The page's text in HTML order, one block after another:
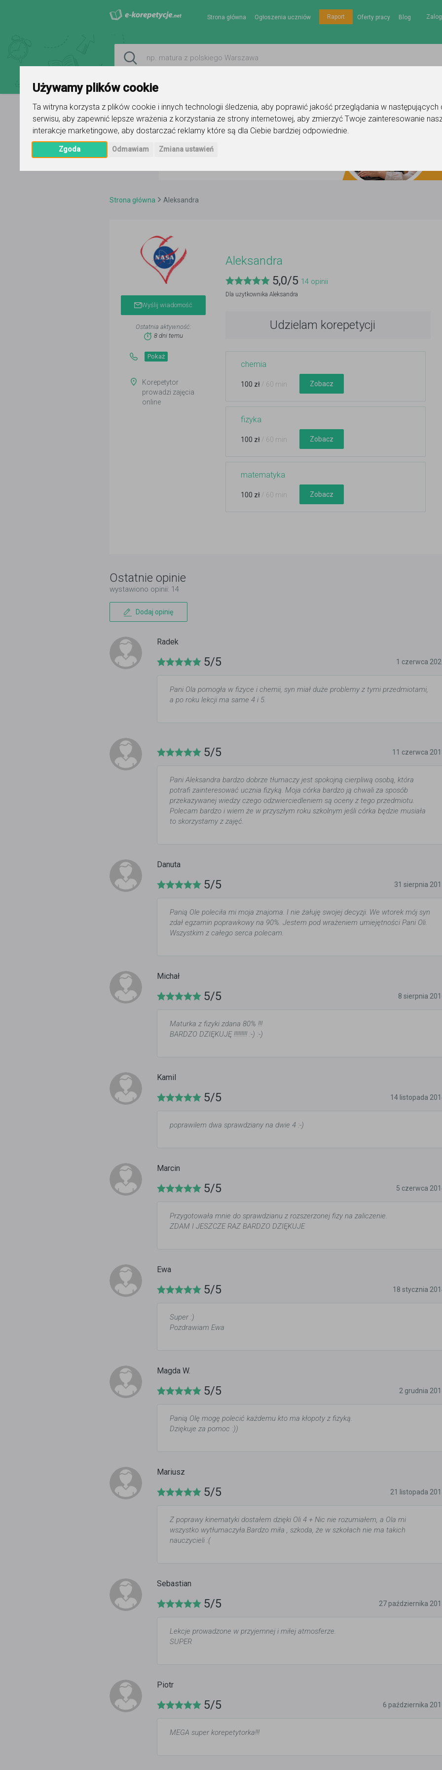
Używamy plików cookie
Ta witryna korzysta z plików cookie i innych technologii śledzenia, aby poprawić jakość przeglądania w
serwisu, aby zapewnić lepsze wrażenia z korzystania ze strony internetowej, aby zmierzyć Twoje zainteresowanie
interakcje marketingowe, aby dostarczać reklamy które są dla Ciebie bardziej odpowiednie.
Zgoda Odmawiam Zmiana ustawień
Strona główna Ogłoszenia uczniów Raport Oferty pracy Blog
Strona główna Aleksandra
Wyślij wiadomość
Ostatnia aktywność:
8 dni temu
Pokaż
Korepetytor
prowadzi zajęcia
online
Aleksandra
5,0/5 14 opinii
Dla użytkownika Aleksandra
Udzielam korepetycji
chemia
100 zł / 60 min Zobacz
fizyka
100 zł / 60 min Zobacz
matematyka
100 zł / 60 min Zobacz
Ostatnie opinie
wystawiono opinii: 14
Dodaj opinię
Radek
5/5 1 czerwca
Pani Ola pomogła w fizyce i chemii, syn miał duże problemy z tymi przedmiotami,
a po roku lekcji ma same 4 i 5.
5/5 11 czerwca
Pani Aleksandra bardzo dobrze tłumaczy jest spokojną cierpliwą osobą, która
potrafi zainteresować ucznia fizyką. Moja córka bardzo ją chwali za sposób
przekazywanej wiedzy czego odzwierciedleniem są oceny z tego przedmiotu.
Polecam bardzo i wiem że w przyszłym roku szkolnym jeśli córka będzie musiała
to skorzystamy z zajęć.
Danuta
5/5 31 sierpnia
Panią Ole poleciła mi moja znajoma. I nie żałuję swojej decyzji. We wtorek mój syn
zdał egzamin poprawkowy na 90%. Jestem pod wrażeniem umiejętności Pani Oli.
Wszystkim z całego serca polecam.
Michał
5/5 8 sierpnia
Maturka z fizyki zdana 80% !!!
BARDZO DZIĘKUJĘ !!!!!!!!! :-) :-)
Kamil
5/5 14 listopada
poprawilem dwa sprawdziany na dwie 4 :-)
Marcin
5/5 5 czerwca
Przygotowała mnie do sprawdzianu z rozszerzonej fizy na zaliczenie.
ZDAM I JESZCZE RAZ BARDZO DZIĘKUJE
Ewa
5/5 18 stycznia
Super :)
Pozdrawiam Ewa
Magda W.
5/5 2 grudnia
Panią Olę mogę polecić każdemu kto ma kłopoty z fizyką.
Dziękuje za pomoc :))
Mariusz
5/5 21 listopada
Z poprawy kinematyki dostałem dzięki Oli 4 + Nic nie rozumiałem, a Ola mi
wszystko wytłumaczyła.Bardzo miła , szkoda, że w szkołach nie ma takich
nauczycieli :(
Sebastian
5/5 27 października
Lekcje prowadzone w przyjemnej i miłej atmosferze.
SUPER
Piotr
5/5 6 października
MEGA super korepetytorka!!!